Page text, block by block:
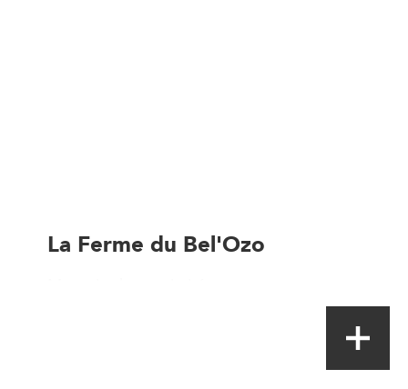
La Ferme du Bel'Ozo